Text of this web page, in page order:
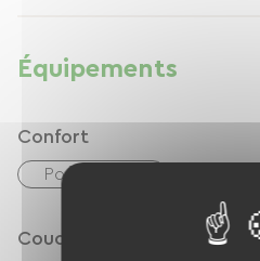
Équipements
Confort
Poêle à bois
Couchage